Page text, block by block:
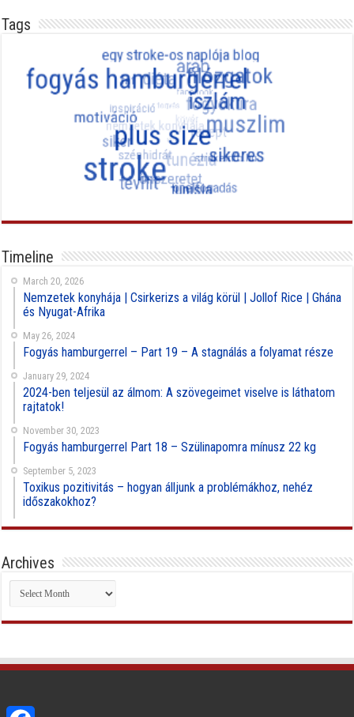
Tags
Timeline
March 20, 2026
Nemzetek konyhája | Csirkerizs a világ körül | Jollof Rice | Ghána
és Nyugat-Afrika
May 26, 2024
Fogyás hamburgerrel – Part 19 – A stagnálás a folyamat része
January 29, 2024
2024-ben teljesül az álmom: A szövegeimet viselve is láthatom
rajtatok!
November 30, 2023
Fogyás hamburgerrel Part 18 – Szülinapomra mínusz 22 kg
September 5, 2023
Toxikus pozitivitás – hogyan álljunk a problémákhoz, nehéz
időszakokhoz?
Archives
Archives